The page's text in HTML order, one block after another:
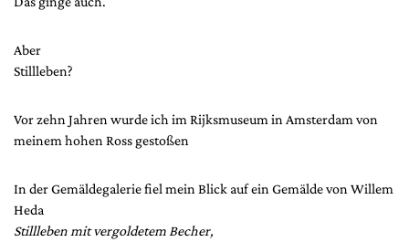
Aber
Stillleben?
Vor zehn Jahren wurde ich im Rijksmuseum in Amsterdam von
meinem hohen Ross gestoßen
In der Gemäldegalerie fiel mein Blick auf ein Gemälde von Willem
Heda
Stillleben mit vergoldetem Becher,